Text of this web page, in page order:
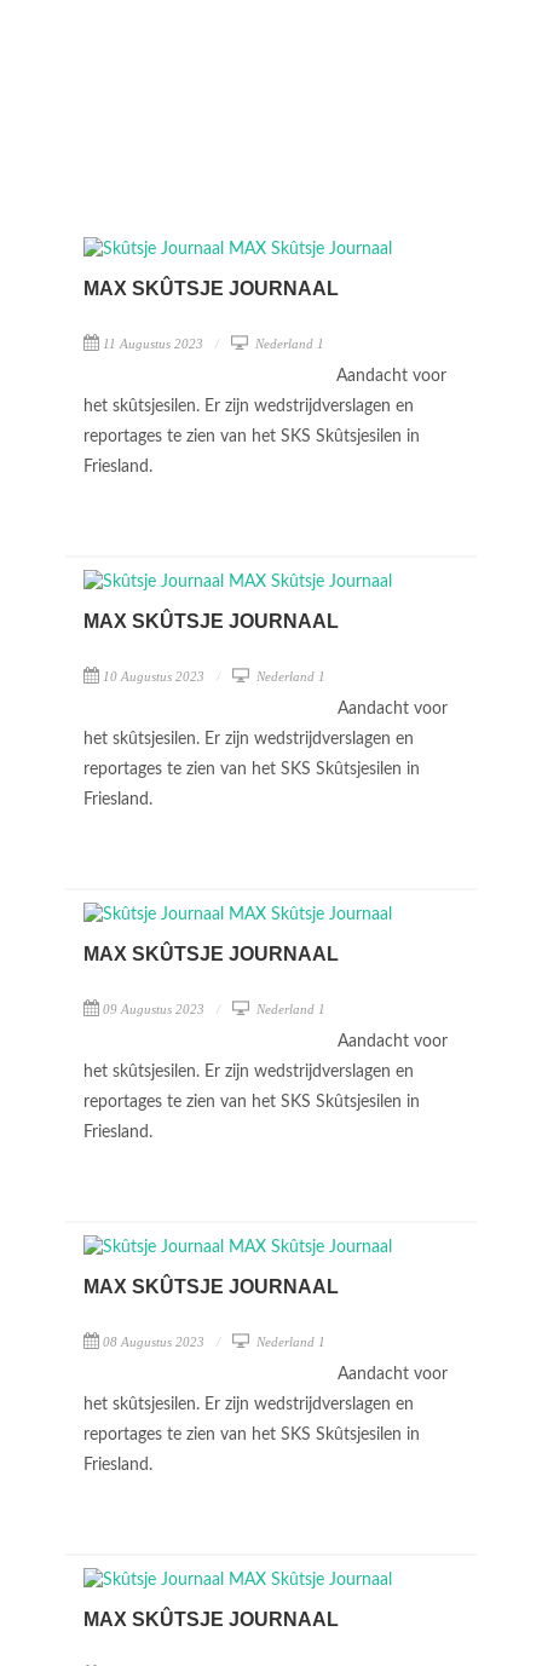
MAX SKÛTSJE JOURNAAL
11 Augustus 2023 Nederland 1
Aandacht voor
het skûtsjesilen. Er zijn wedstrijdverslagen en
reportages te zien van het SKS Skûtsjesilen in
Friesland.
MAX SKÛTSJE JOURNAAL
10 Augustus 2023 Nederland 1
Aandacht voor
het skûtsjesilen. Er zijn wedstrijdverslagen en
reportages te zien van het SKS Skûtsjesilen in
Friesland.
MAX SKÛTSJE JOURNAAL
09 Augustus 2023 Nederland 1
Aandacht voor
het skûtsjesilen. Er zijn wedstrijdverslagen en
reportages te zien van het SKS Skûtsjesilen in
Friesland.
MAX SKÛTSJE JOURNAAL
08 Augustus 2023 Nederland 1
Aandacht voor
het skûtsjesilen. Er zijn wedstrijdverslagen en
reportages te zien van het SKS Skûtsjesilen in
Friesland.
MAX SKÛTSJE JOURNAAL